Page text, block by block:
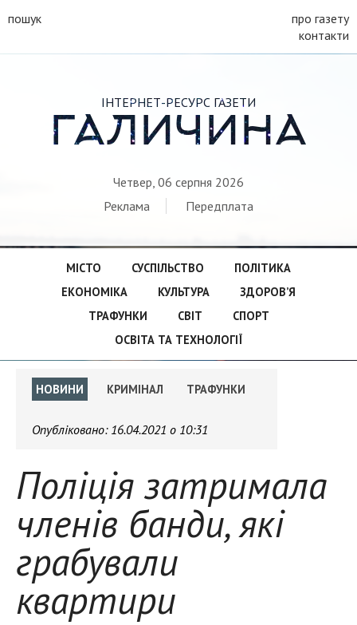
пошук
про газету
контакти
ІНТЕРНЕТ-РЕСУРС ГАЗЕТИ
ГАЛИЧИНА
Четвер, 06 серпня 2026
Реклама
Передплата
МІСТО СУСПІЛЬСТВО
ПОЛІТИКА
ЕКОНОМІКА
КУЛЬТУРА
ЗДОРОВ’Я
ТРАФУНКИ
СВІТ
СПОРТ
ОСВІТА ТА ТЕХНОЛОГІЇ
НОВИНИ КРИМІНАЛ ТРАФУНКИ
Опубліковано: 16.04.2021 о 10:31
Поліція затримала
членів банди, які
грабували
квартири